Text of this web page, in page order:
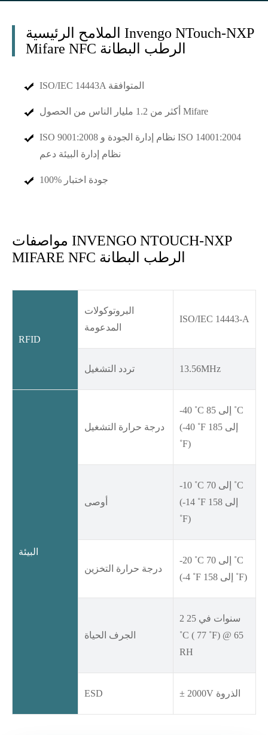
الملامح الرئيسية Invengo NTouch-NXP
Mifare NFC الرطب البطانة
ISO/IEC 14443A المتوافقة
أكثر من 1.2 مليار الناس من الحصول Mifare
ISO 9001:2008 نظام إدارة الجودة و ISO 14001:2004
نظام إدارة البيئة دعم
100% جودة اختبار
مواصفات INVENGO NTOUCH-NXP
MIFARE NFC الرطب البطانة
RFID
البروتوكولات
المدعومة
ISO/IEC 14443-A
تردد التشغيل 13.56MHz
البيئة
درجة حرارة التشغيل
-40 ˚C إلى 85 ˚C
(-40 ˚F إلى 185
˚F)
أوصى
-10 ˚C إلى 70 ˚C
(-14 ˚F إلى 158
˚F)
درجة حرارة التخزين
-20 ˚C إلى 70 ˚C
(-4 ˚F إلى 158 ˚F)
الجرف الحياة
2 سنوات في 25
˚C ( 77 ˚F) @ 65
RH
ESD ± 2000V الذروة